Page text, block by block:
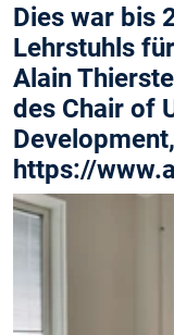
Dies war bis
Lehrstuhls
Alain
des Chair of
https://